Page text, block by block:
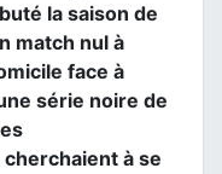
la saison de
match nul à
face à
série noire de
à se